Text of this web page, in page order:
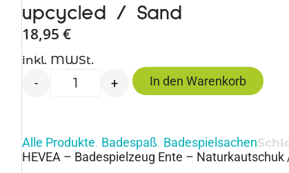
upcycled / Sand
18,95 €
inkl. MWSt.
- + In den Warenkorb
Alle Produkte, Badespaß, Badespielsachen
HEVEA – Badespielzeug Ente –